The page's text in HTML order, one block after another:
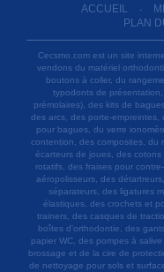
ACCUEIL -
PLAN
Cecsmo.com est un site
vendons du matériel
boutons à coller, du
typodonts de
prémolaires), des kits de
des arcs, des porte-
pour bagues, du verre
contention, des composites, du
écarteurs de joues, des
rotatifs, des fraises pour
aéropolisseurs, des
séparateurs, des ligatures
élastiques, des crochets et
trainers, des casques de
boîtes d'orthodontie, des
papier WC, des pompes à
brossage et de la cire de
de nettoyage pour sols et